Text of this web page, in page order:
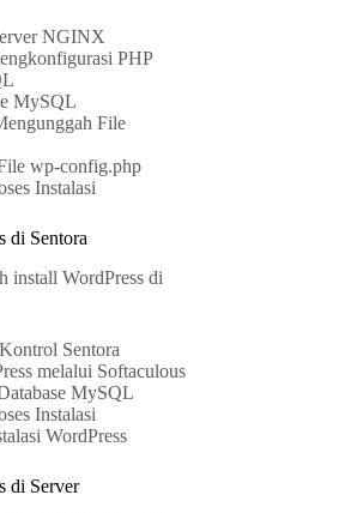
NGINX
PHP
MySQL
File
wp-config.php
Instalasi
di Sentora
install WordPress di
Sentora
melalui Softaculous
MySQL
Instalasi
WordPress
di Server